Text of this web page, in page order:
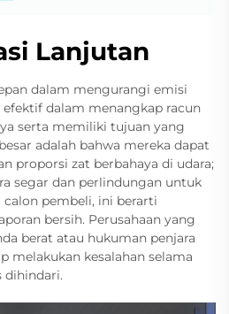
Lanjutan
dalam mengurangi emisi
dalam menangkap racun
serta memiliki tujuan yang
adalah bahwa mereka dapat
proporsi zat berbahaya di udara;
segar dan perlindungan untuk
calon pembeli, ini berarti
bersih. Perusahaan yang
berat atau hukuman penjara
melakukan kesalahan selama
dihindari.